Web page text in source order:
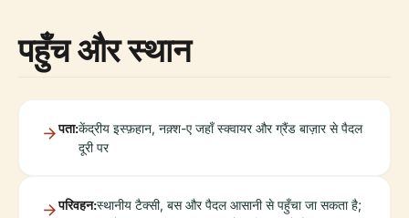
पहुँच और स्थान
पता:केंद्रीय इस्फ़हान, नक़्श-ए जहाँ स्क्वायर और ग्रैंड बाज़ार से पैदल
दूरी पर
परिवहन:स्थानीय टैक्सी, बस और पैदल आसानी से पहुँचा जा सकता है;